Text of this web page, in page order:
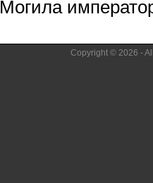
Могила
Copyright © 2026 -